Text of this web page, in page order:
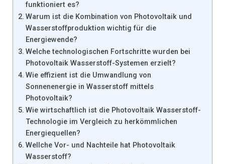
funktioniert es?
Warum ist die Kombination von Photovoltaik und
Wasserstoffproduktion wichtig für die
Energiewende?
Welche technologischen Fortschritte wurden bei
Photovoltaik Wasserstoff-Systemen erzielt?
Wie effizient ist die Umwandlung von
Sonnenenergie in Wasserstoff mittels
Photovoltaik?
Wie wirtschaftlich ist die Photovoltaik Wasserstoff-
Technologie im Vergleich zu herkömmlichen
Energiequellen?
Wellche Vor- und Nachteile hat Photovoltaik
Wasserstoff?